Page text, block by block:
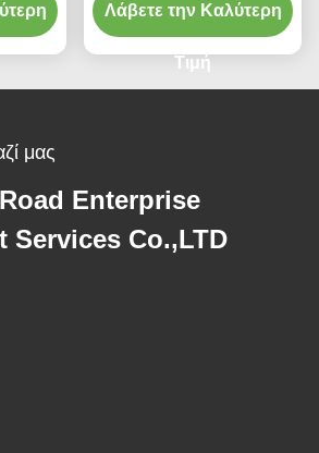
αντιολισθητικών
αλυσίδων για να δέσει
Λάβετε την Καλύτερη
Τιμή
μας
Enterprise
Services Co.,LTD